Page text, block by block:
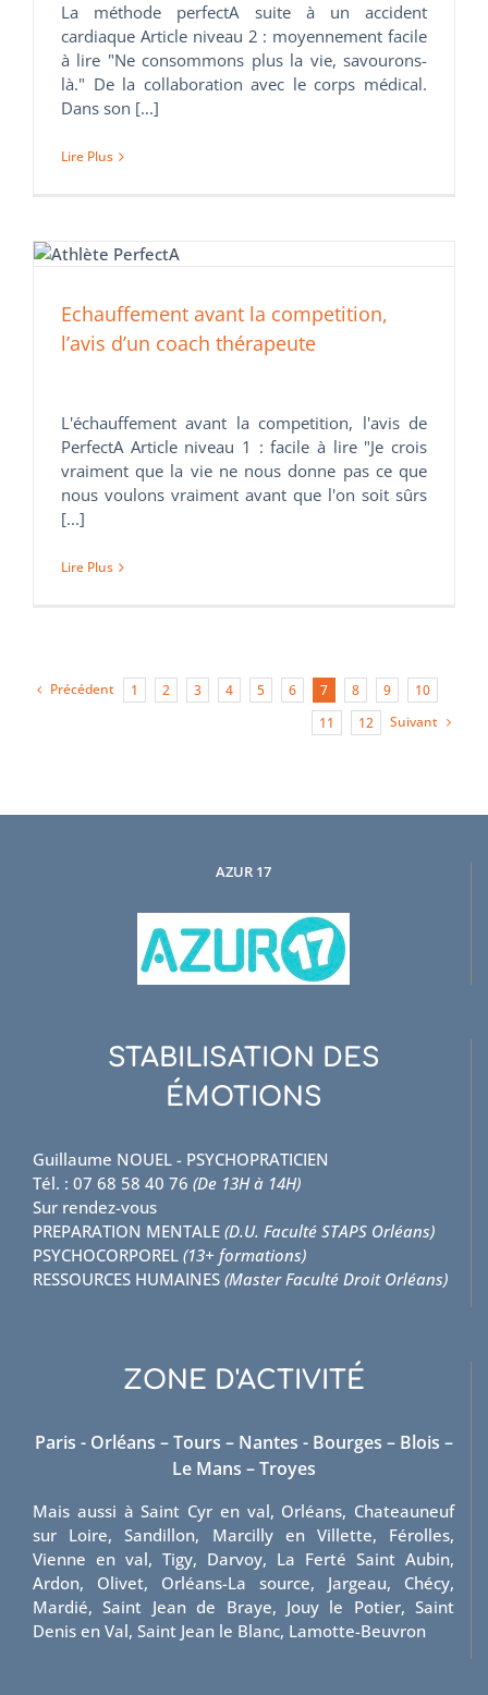
La méthode perfectA suite à un accident
cardiaque Article niveau 2 : moyennement facile
à lire "Ne consommons plus la vie, savourons-
là." De la collaboration avec le corps médical.
Dans son [...]
Lire Plus
Echauffement avant la competition,
l’avis d’un coach thérapeute
L'échauffement avant la competition, l'avis de
PerfectA Article niveau 1 : facile à lire "Je crois
vraiment que la vie ne nous donne pas ce que
nous voulons vraiment avant que l'on soit sûrs
[...]
Lire Plus
Précédent 1 2 3 4 5 6 7 8 9
10
11
12 Suivant
AZUR 17
STABILISATION DES
ÉMOTIONS
Guillaume NOUEL - PSYCHOPRATICIEN
Tél. : 07 68 58 40 76 (De 13H à 14H)
Sur rendez-vous
PREPARATION MENTALE (D.U. Faculté STAPS Orléans)
PSYCHOCORPOREL (13+ formations)
RESSOURCES HUMAINES (Master Faculté Droit Orléans)
ZONE D'ACTIVITÉ
Paris - Orléans – Tours – Nantes - Bourges – Blois –
Le Mans – Troyes
Mais aussi à Saint Cyr en val, Orléans, Chateauneuf
sur Loire, Sandillon, Marcilly en Villette, Férolles,
Vienne en val, Tigy, Darvoy, La Ferté Saint Aubin,
Ardon, Olivet, Orléans-La source, Jargeau, Chécy,
Mardié, Saint Jean de Braye, Jouy le Potier, Saint
Denis en Val, Saint Jean le Blanc, Lamotte-Beuvron